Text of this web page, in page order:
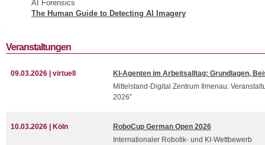
AI Forensics
The Human Guide to Detecting AI Imagery
Veranstaltungen
09.03.2026 | virtuell
KI-Agenten im Arbeitsalltag: Grundlagen,
Mittelstand-Digital Zentrum Ilmenau:
2026”
10.03.2026 | Köln
RoboCup German Open 2026
Internationaler Robotik- und KI-Wettbewerb